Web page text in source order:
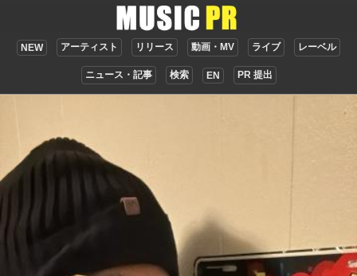
NEW アーティスト リリース 動画・MV ライブ レーベル
ニュース・記事 検索 EN PR 提出